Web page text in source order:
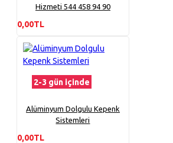
Hizmeti 544 458 94 90
0,00TL
2-3 gün içinde
Alüminyum Dolgulu Kepenk
Sistemleri
0,00TL